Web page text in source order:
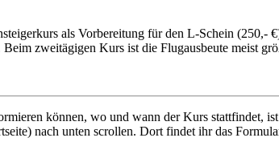
als Vorbereitung für den L-Schein (250,-
zweitägigen Kurs ist die Flugausbeute meist
können, wo und wann der Kurs stattfindet,
nach unten scrollen. Dort findet ihr das